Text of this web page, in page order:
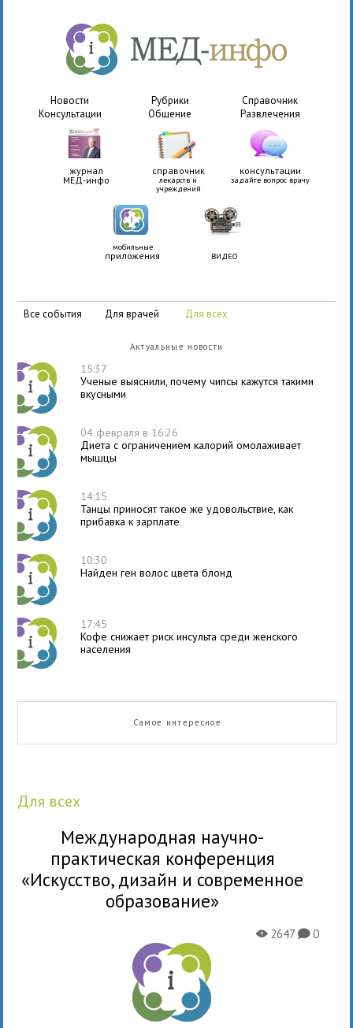
Новости Рубрики
Справочник
Консультации
Общение Развлечения
журнал
МЕД-инфо
справочник
лекарств и
учреждений
консультации
задайте вопрос врачу
мобильные
приложения ВИДЕО
все события для врачей для всех
Актуальные новости
15:37
Ученые выяснили, почему чипсы кажутся такими
вкусными
04 февраля в 16:26
Диета с ограничением калорий омолаживает
мышцы
14:15
Танцы приносят такое же удовольствие, как
прибавка к зарплате
10:30
Найден ген волос цвета блонд
17:45
Кофе снижает риск инсульта среди женского
населения
Самое интересное
для всех
Международная научно-
практическая конференция
«Искусство, дизайн и современное
образование»
X2647K0